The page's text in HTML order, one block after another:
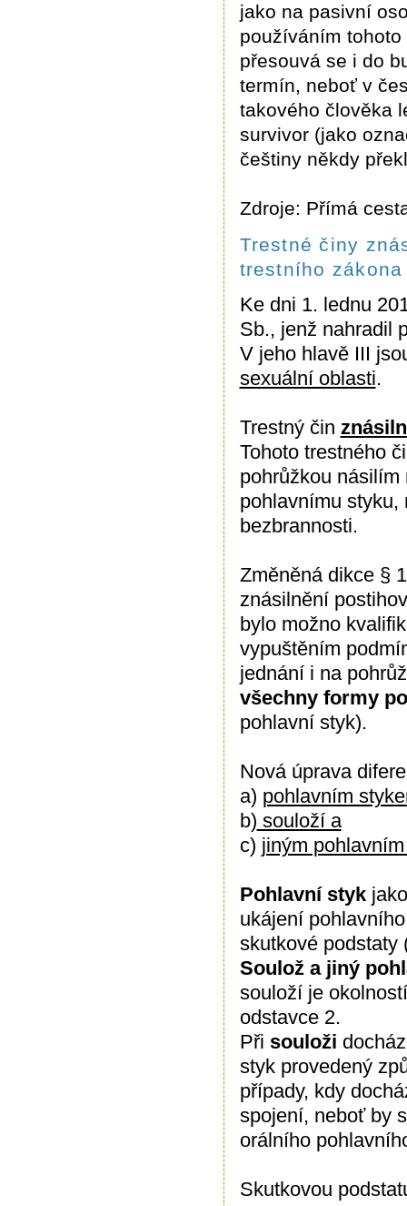
jako na pasivní
používáním
přesouvá se i do
termín, neboť v
takového člověka
survivor (jako
češtiny někdy
Zdroje: Přímá
Trestné činy
trestního zákona
Ke dni 1. lednu
Sb., jenž nahradil
V jeho hlavě III
sexuální oblasti.
Trestný čin
Tohoto trestného
pohrůžkou
pohlavnímu styku,
bezbrannosti.
Změněná dikce §
znásilnění
bylo možno
vypuštěním
jednání i na
všechny formy
pohlavní styk).
Nová úprava
a) pohlavním
b) souloží a
c) jiným
Pohlavní styk
ukájení
skutkové podstaty
Soulož a jiný
souloží je
odstavce 2.
Při souloži
styk provedený
případy, kdy
spojení, neboť by
orálního
Skutkovou